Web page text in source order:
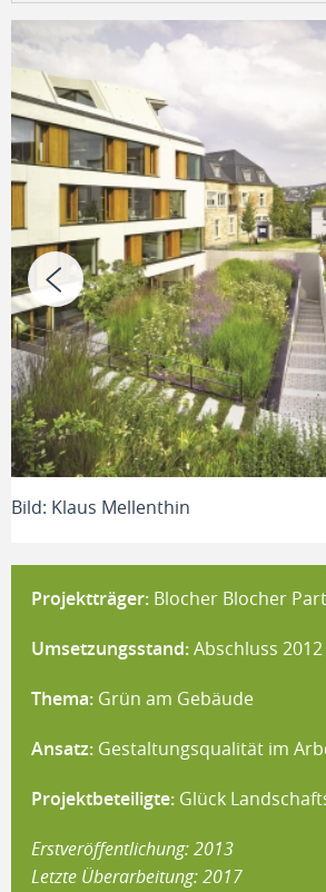
Bild: Klaus Mellenthin
Projektträger: Blocher Blocher
Umsetzungsstand:Abschluss 2012
Thema: Grün am Gebäude
Ansatz: Gestaltungsqualität im
Projektbeteiligte: Glück
Erstveröffentlichung: 2013
Letzte Überarbeitung: 2017